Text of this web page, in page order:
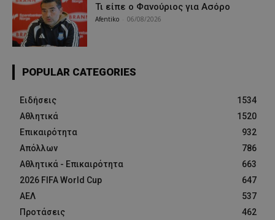
Τι είπε ο Φανούριος για Ασόρο
Afentiko 06/08/2026
POPULAR CATEGORIES
Ειδήσεις
1534
Αθλητικά
1520
Επικαιρότητα
932
Απόλλων
786
Αθλητικά - Επικαιρότητα
663
2026 FIFA World Cup
647
ΑΕΛ
537
Προτάσεις
462